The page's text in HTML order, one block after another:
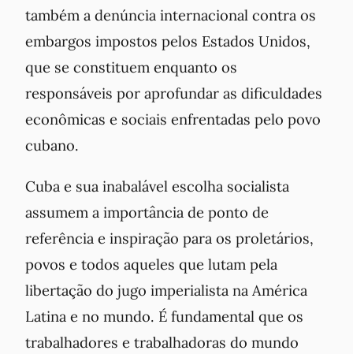
também a denúncia internacional contra os
embargos impostos pelos Estados Unidos,
que se constituem enquanto os
responsáveis por aprofundar as dificuldades
econômicas e sociais enfrentadas pelo povo
cubano.
Cuba e sua inabalável escolha socialista
assumem a importância de ponto de
referência e inspiração para os proletários,
povos e todos aqueles que lutam pela
libertação do jugo imperialista na América
Latina e no mundo. É fundamental que os
trabalhadores e trabalhadoras do mundo